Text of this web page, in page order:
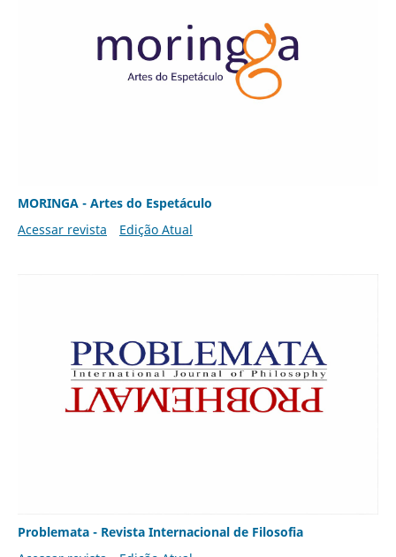
MORINGA - Artes do Espetáculo
Acessar revista
Edição Atual
Problemata - Revista Internacional de Filosofia